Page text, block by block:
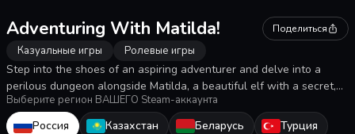
Adventuring With Matilda! Поделиться
Казуальные игры Ролевые игры
Step into the shoes of an aspiring adventurer and delve into a
perilous dungeon alongside Matilda, a beautiful elf with a secret,
exploring and deepening your bond through shared trials and
bonding moments.
Выберите регион ВАШЕГО Steam-аккаунта
Россия Казахстан Беларусь
Турция